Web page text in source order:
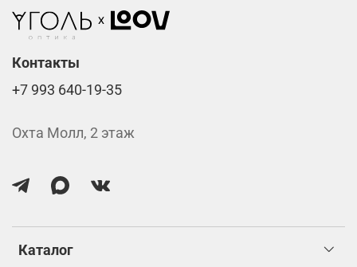
Каталог
Контакты
+7 993 640-19-35
Охта Молл, 2 этаж